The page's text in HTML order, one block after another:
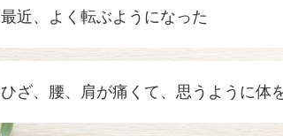
最近、よく転ぶようになった
ひざ、腰、肩が痛くて、思うように体